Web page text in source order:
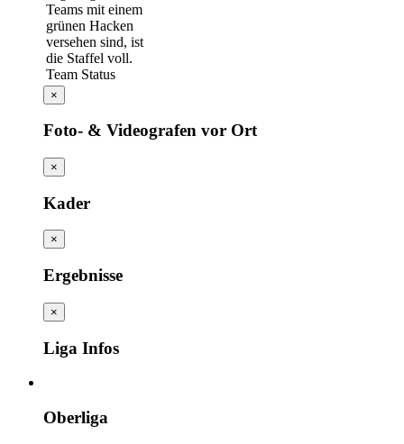
Team Status
×
Foto- & Videografen vor Ort
×
Kader
×
Ergebnisse
×
Liga Infos
Oberliga